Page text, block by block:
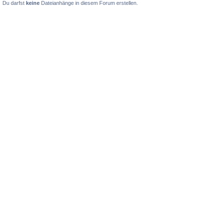
Du darfst keine Dateianhänge in diesem Forum erstellen.